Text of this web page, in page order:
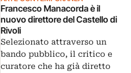
Francesco Manacorda è il
nuovo direttore del Castello di
Rivoli
Selezionato attraverso un
bando pubblico, il critico e
curatore che ha già diretto